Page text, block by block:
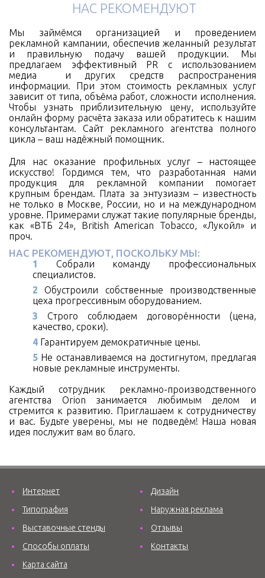
НАС РЕКОМЕНДУЮТ
Мы займёмся организацией и проведением
рекламной кампании, обеспечив желанный результат
и правильную подачу вашей продукции. Мы
предлагаем эффективный PR с использованием
медиа и других средств распространения
информации. При этом стоимость рекламных услуг
зависит от типа, объёма работ, сложности исполнения.
Чтобы узнать приблизительную цену, используйте
онлайн форму расчёта заказа или обратитесь к нашим
консультантам. Сайт рекламного агентства полного
цикла – ваш надёжный помощник.
Для нас оказание профильных услуг – настоящее
искусство! Гордимся тем, что разработанная нами
продукция для рекламной компании помогает
крупным брендам. Плата за энтузиазм – известность
не только в Москве, России, но и на международном
уровне. Примерами служат такие популярные бренды,
как «ВТБ 24», British American Tobacco, «Лукойл» и
проч.
НАС РЕКОМЕНДУЮТ, ПОСКОЛЬКУ МЫ:
Собрали команду профессиональных
специалистов.
Обустроили собственные производственные
цеха прогрессивным оборудованием.
Строго соблюдаем договорённости (цена,
качество, сроки).
Гарантируем демократичные цены.
Не останавливаемся на достигнутом, предлагая
новые рекламные инструменты.
Каждый сотрудник рекламно-производственного
агентства Orion занимается любимым делом и
стремится к развитию. Приглашаем к сотрудничеству
и вас. Будьте уверены, мы не подведём! Наша новая
идея послужит вам во благо.
Интернет
Дизайн
Типография
Наружная реклама
Выставочные стенды
Отзывы
Способы оплаты
Контакты
Карта сайта